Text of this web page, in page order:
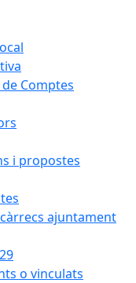
Comptes
i propostes
ajuntament
o vinculats